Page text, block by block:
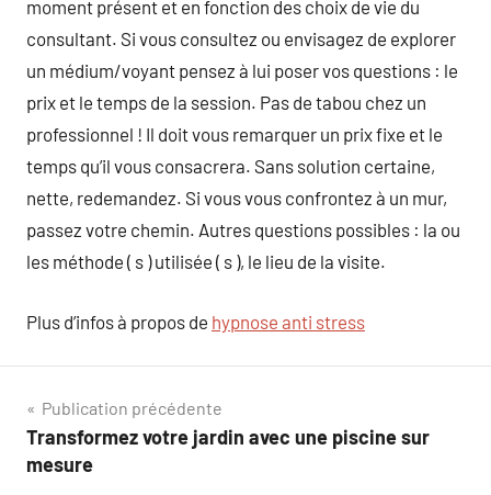
moment présent et en fonction des choix de vie du
consultant. Si vous consultez ou envisagez de explorer
un médium/voyant pensez à lui poser vos questions : le
prix et le temps de la session. Pas de tabou chez un
professionnel ! Il doit vous remarquer un prix fixe et le
temps qu’il vous consacrera. Sans solution certaine,
nette, redemandez. Si vous vous confrontez à un mur,
passez votre chemin. Autres questions possibles : la ou
les méthode ( s ) utilisée ( s ), le lieu de la visite.
Plus d’infos à propos de hypnose anti stress
Navigation
de
Publication précédente
Transformez votre jardin avec une piscine sur
mesure